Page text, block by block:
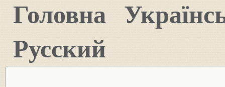
Головна
Русский